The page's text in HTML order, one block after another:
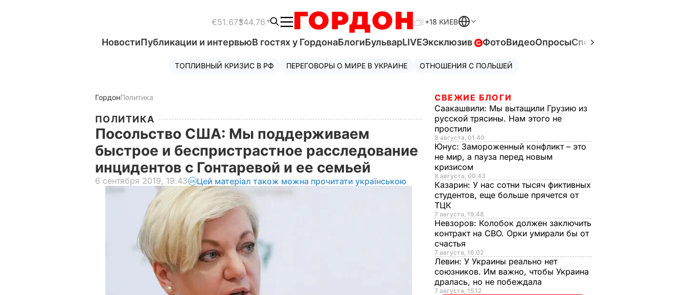
€51.67$44.76 +18 КИЕВ
НовостиПубликации и интервьюВ гостях у ГордонаБлогиБульварLIVEЭксклюзив ФотоВидеоОпросыСпецпроекты
ТОПЛИВНЫЙ КРИЗИС В РФ ПЕРЕГОВОРЫ О МИРЕ В УКРАИНЕ ОТНОШЕНИЯ С ПОЛЬШЕЙ
ГордонПолитика
ПОЛИТИКА
Посольство США: Мы поддерживаем
быстрое и беспристрастное расследование
инцидентов с Гонтаревой и ее семьей
6 сентября 2019, 19.43 Цей матеріал також можна прочитати українською
СВЕЖИЕ БЛОГИ
Саакашвили: Мы вытащили Грузию из
русской трясины. Нам этого не
простили
8 августа, 01.40
Юнус: Замороженный конфликт – это
не мир, а пауза перед новым
кризисом
8 августа, 00.43
Казарин: У нас сотни тысяч фиктивных
студентов, еще больше прячется от
ТЦК
7 августа, 19.48
Невзоров: Колобок должен заключить
контракт на СВО. Орки умирали бы от
счастья
7 августа, 16.02
Левин: У Украины реально нет
союзников. Им важно, чтобы Украина
дралась, но не побеждала
7 августа, 15.12